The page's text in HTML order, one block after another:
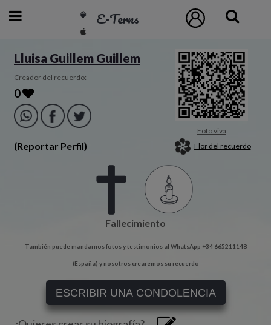
E-Terns
ESP
ENG
POR
Inicio
Acceso
Lluisa Guillem Guillem
Creador del recuerdo:
0
(Reportar Perfil)
Foto viva
Flor del recuerdo
Fallecimiento
También puede mandarnos fotos y testimonios al WhatsApp +34 665211148
(España) y nosotros crearemos su recuerdo
ESCRIBIR UNA CONDOLENCIA